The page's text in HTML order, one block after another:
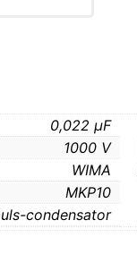
0,022 μF
1000 V
WIMA
MKP10
condensator